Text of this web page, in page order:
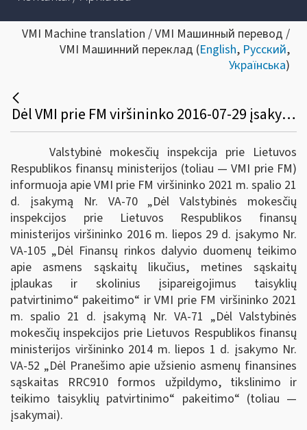
VMI Machine translation / VMI Машинный перевод /
VMI Машинний переклад (English, Русский,
Українська)
Dėl VMI prie FM viršininko 2016-07-29 įsakymo Nr. VA-105 ir VMI prie FM viršininko 2014-07-01 įsakymo Nr. VA-52 pakeitimo
Valstybinė mokesčių inspekcija prie Lietuvos
Respublikos finansų ministerijos (toliau ― VMI prie FM)
informuoja apie VMI prie FM viršininko 2021 m. spalio 21
d. įsakymą Nr. VA-70 „Dėl Valstybinės mokesčių
inspekcijos prie Lietuvos Respublikos finansų
ministerijos viršininko 2016 m. liepos 29 d. įsakymo Nr.
VA-105 „Dėl Finansų rinkos dalyvio duomenų teikimo
apie asmens sąskaitų likučius, metines sąskaitų
įplaukas ir skolinius įsipareigojimus taisyklių
patvirtinimo“ pakeitimo“ ir VMI prie FM viršininko 2021
m. spalio 21 d. įsakymą Nr. VA-71 „Dėl Valstybinės
mokesčių inspekcijos prie Lietuvos Respublikos finansų
ministerijos viršininko 2014 m. liepos 1 d. įsakymo Nr.
VA-52 „Dėl Pranešimo apie užsienio asmenų finansines
sąskaitas RRC910 formos užpildymo, tikslinimo ir
teikimo taisyklių patvirtinimo“ pakeitimo“ (toliau ―
įsakymai).